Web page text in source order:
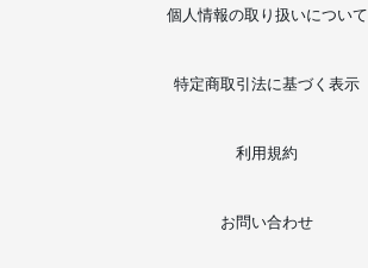
個人情報の取り扱いについて
特定商取引法に基づく表示
利用規約
お問い合わせ